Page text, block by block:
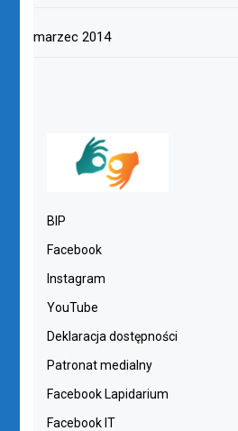
marzec 2014
BIP
Facebook
Instagram
YouTube
Deklaracja dostępności
Patronat medialny
Facebook Lapidarium
Facebook IT